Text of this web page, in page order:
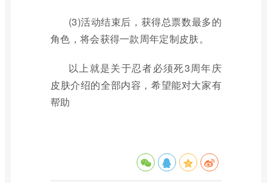
(3)活动结束后，获得总票数最多的
角色，将会获得一款周年定制皮肤。
以上就是关于忍者必须死3周年庆
皮肤介绍的全部内容，希望能对大家有
帮助